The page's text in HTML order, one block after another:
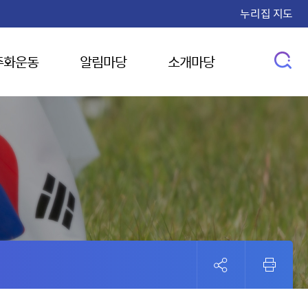
누리집 지도
운동 알림마당 소개마당